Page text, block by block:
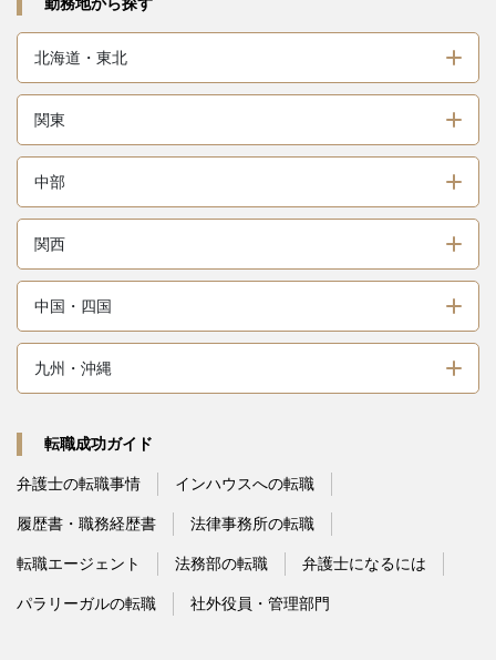
北海道・東北
関東
中部
関西
中国・四国
九州・沖縄
転職成功ガイド
弁護士の転職事情 インハウスへの転職
履歴書・職務経歴書 法律事務所の転職
転職エージェント 法務部の転職 弁護士になるには
パラリーガルの転職 社外役員・管理部門